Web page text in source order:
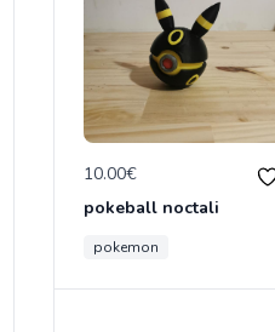
10.00€
pokeball noctali
pokemon